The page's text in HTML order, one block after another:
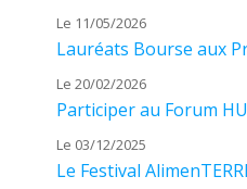
Le 11/05/2026
Lauréats Bourse aux
Le 20/02/2026
Participer au Forum
Le 03/12/2025
Le Festival